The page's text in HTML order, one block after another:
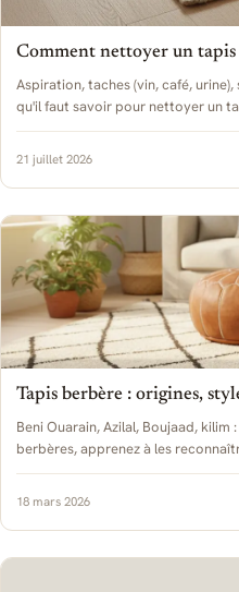
Comment nettoyer un
Aspiration, taches (vin, café,
qu'il faut savoir pour nettoyer un
21 juillet 2026
Tapis berbère : origines,
Beni Ouarain, Azilal, Boujaad,
berbères, apprenez à les
votre intérieur.
18 mars 2026